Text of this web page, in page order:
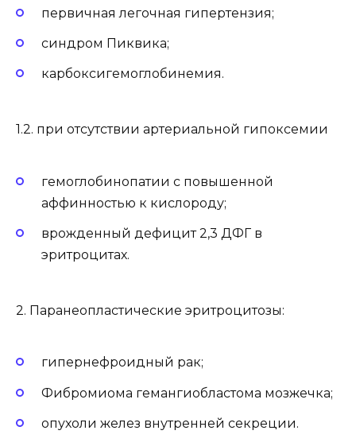
первичная легочная гипертензия;
синдром Пиквика;
карбоксигемоглобинемия.
1.2. при отсутствии артериальной гипоксемии
гемоглобинопатии с повышенной
аффинностью к кислороду;
врожденный дефицит 2,3 ДФГ в
эритроцитах.
2. Паранеопластические эритроцитозы:
гипернефроидный рак;
Фибромиома гемангиобластома мозжечка;
опухоли желез внутренней секреции.